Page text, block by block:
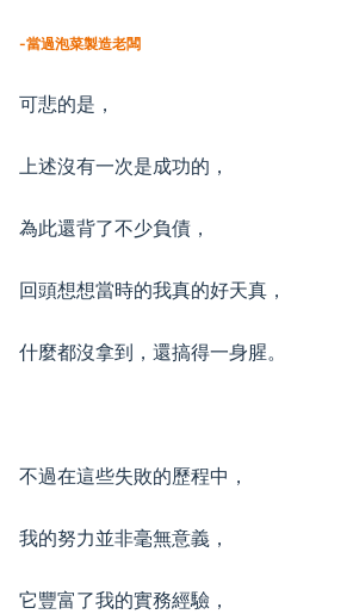
-當過泡菜製造老闆
可悲的是，
上述沒有一次是成功的，
為此還背了不少負債，
回頭想想當時的我真的好天真，
什麼都沒拿到，還搞得一身腥。
不過在這些失敗的歷程中，
我的努力並非毫無意義，
它豐富了我的實務經驗，